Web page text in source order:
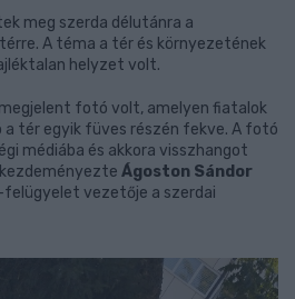
meg szerda délutánra a
A téma a tér és környezetének
helyzet volt.
fotó volt, amelyen fiatalok
tér egyik füves részén fekve. A fotó
médiába és akkora visszhangot
Ágoston Sándor
vezetője a szerdai